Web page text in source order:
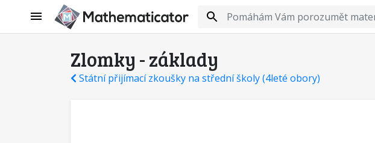
Zlomky - základy
Státní přijímací zkoušky na střední školy (4leté obory)